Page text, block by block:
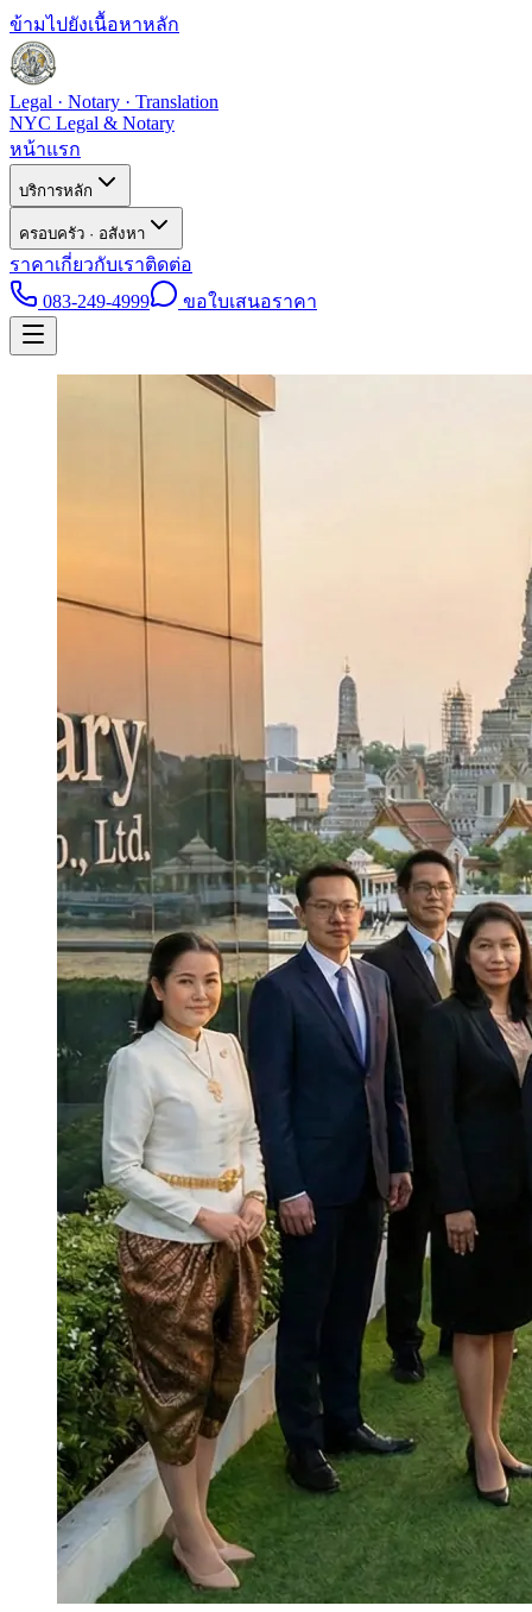
ข้ามไปยังเนื้อหาหลัก
Legal · Notary · Translation
NYC Legal & Notary
หน้าแรก
บริการหลัก
ครอบครัว · อสังหา
ราคาเกี่ยวกับเราติดต่อ
083-249-4999
ขอใบเสนอราคา